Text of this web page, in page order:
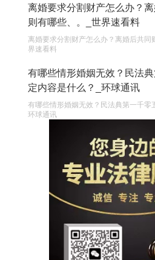
离婚要求分割财产怎么办？
则有哪些、。_世界速看料
离婚要求分割财产怎么办？离婚后共同
界速看料
有哪些情形婚姻无效？民法
定内容是什么？_环球通讯
有哪些情形婚姻无效？民法典第一千零
环球通讯